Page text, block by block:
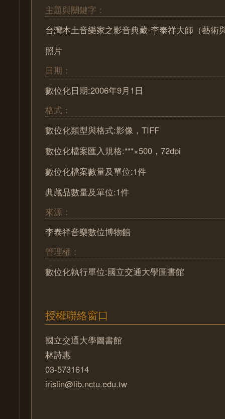
主題與關鍵字：
台灣本土音樂家之影音典藏-李泰祥大師（藝術
照片
日期：
數位化日期:2006年9月1日
格式：
數位化類型與格式:影像，TIFF
數位化檔案匯入規格:***×500，72dpi
數位化檔案數量及單位:1件
典藏品數量及單位:1件
來源：
李泰祥音樂數位博物館
管理權：
數位化執行單位:國立交通大學圖書館
授權聯絡窗口
國立交通大學圖書館
林詩惠
03-5731614
irislin@lib.nctu.edu.tw